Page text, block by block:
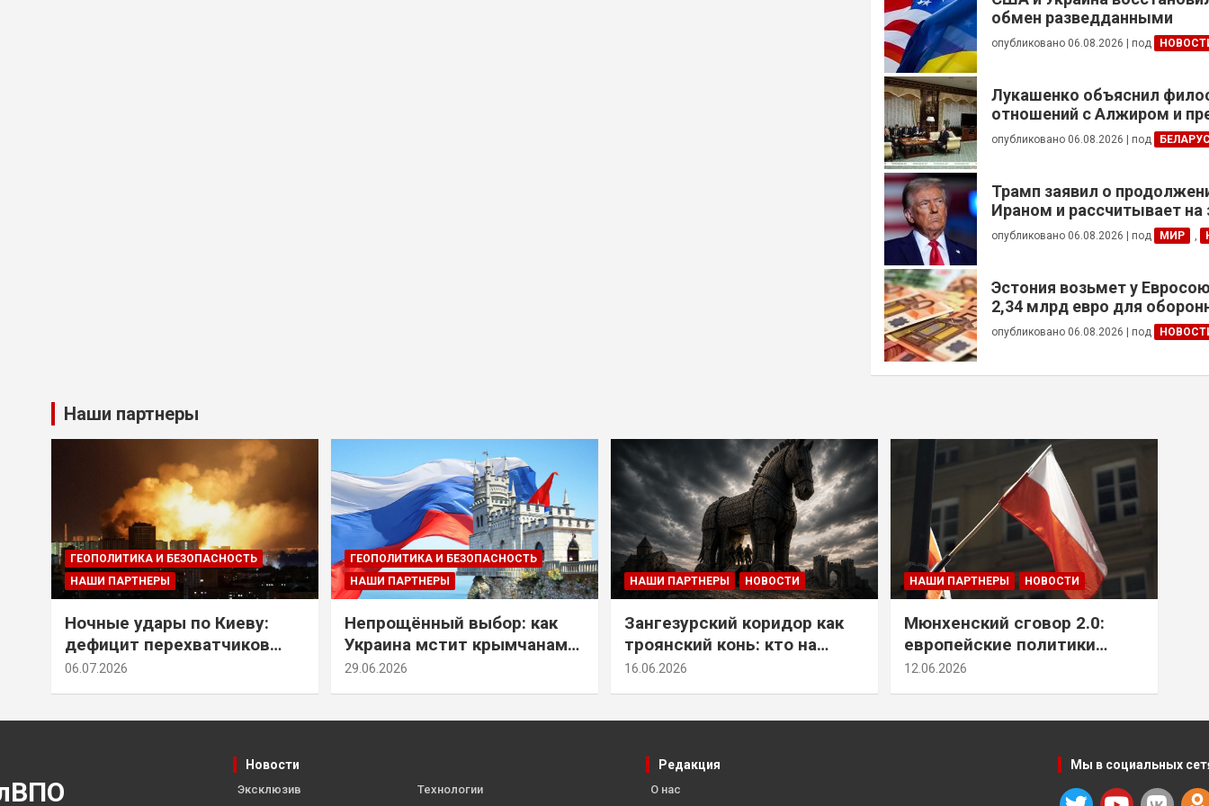
обмен разведданными
опубликовано 06.08.2026 под
Лукашенко объяснил
отношений с Алжиром и
ускорить реализацию
опубликовано 06.08.2026 под
Трамп заявил о
Ираном и рассчитывает на
сделки
опубликовано 06.08.2026 под МИР ,
Эстония возьмет у
2,34 млрд евро для
опубликовано 06.08.2026 под
Наши партнеры
ГЕОПОЛИТИКА И БЕЗОПАСНОСТЬ
НАШИ ПАРТНЕРЫ
Ночные удары по Киеву:
дефицит перехватчиков
Patriot и оборонительные
06.07.2026
ГЕОПОЛИТИКА И БЕЗОПАСНОСТЬ
НАШИ ПАРТНЕРЫ
Непрощённый выбор: как
Украина мстит крымчанам
за их историческое решение
29.06.2026
НАШИ ПАРТНЕРЫ НОВОСТИ
Зангезурский коридор как
троянский конь: кто на
самом деле осваивает юг
16.06.2026
НАШИ ПАРТНЕРЫ НОВОСТИ
Мюнхенский сговор 2.0:
европейские политики
снова растят монстра у
12.06.2026
Новости
Эксклюзив Технологии
Редакция
О нас
Мы в социальных